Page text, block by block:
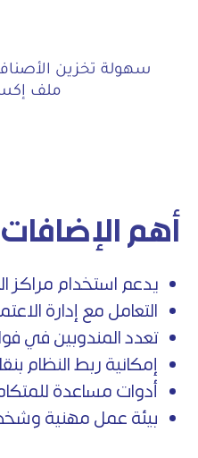
سهولة تخزين
ملف
أهم
يدعم استخدام مراكز
التعامل مع إدارة
تعدد المندوبين في
إمكانية ربط النظام
أدوات مساعدة
بيئة عمل مهنية